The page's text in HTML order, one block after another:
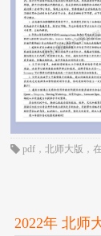
pdf ，北师大版 ，
2022年 北师